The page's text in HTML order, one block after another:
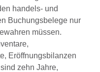
handels- und
Buchungsbelege nur
müssen.
Eröffnungsbilanzen
zehn Jahre,